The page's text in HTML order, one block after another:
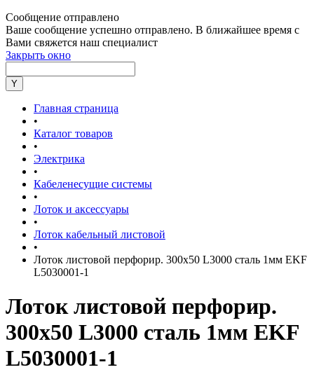
Сообщение отправлено
Ваше сообщение успешно отправлено. В ближайшее время с
Вами свяжется наш специалист
Закрыть окно
Главная страница
•
Каталог товаров
•
Электрика
•
Кабеленесущие системы
•
Лоток и аксессуары
•
Лоток кабельный листовой
•
Лоток листовой перфорир. 300х50 L3000 сталь 1мм EKF
L5030001-1
Лоток листовой перфорир.
300х50 L3000 сталь 1мм EKF
L5030001-1